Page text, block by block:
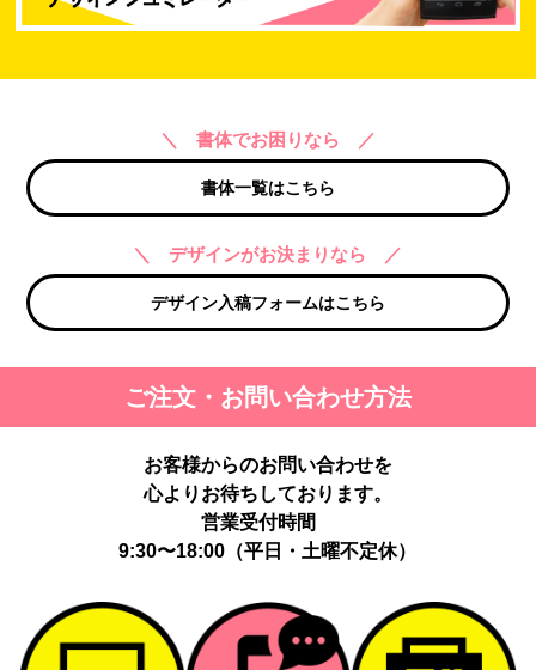
＼ 書体でお困りなら ／
書体一覧はこちら
＼ デザインがお決まりなら ／
デザイン入稿フォームはこちら
ご注文・お問い合わせ方法
お客様からのお問い合わせを
心よりお待ちしております。
営業受付時間
9:30〜18:00（平日・土曜不定休）